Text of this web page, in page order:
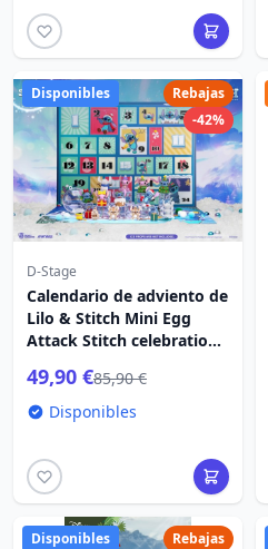
Rebajas
-42%
Disponibles
D-Stage
Calendario de adviento de
Lilo & Stitch Mini Egg
Attack Stitch celebration
49,90 €85,90 €
Disponibles
Rebajas
Disponibles